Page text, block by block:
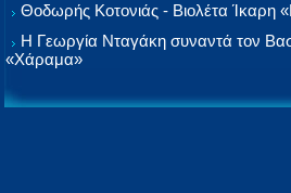
Θοδωρής Κοτονιάς - Βιολέτα Ίκαρη
Η Γεωργία Νταγάκη συναντά τον
«Χάραμα»